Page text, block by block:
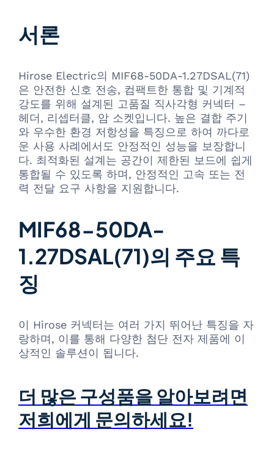
서론
Hirose Electric의 MIF68-50DA-1.27DSAL(71)
은 안전한 신호 전송, 컴팩트한 통합 및 기계적
강도를 위해 설계된 고품질 직사각형 커넥터 –
헤더, 리셉터클, 암 소켓입니다. 높은 결합 주기
와 우수한 환경 저항성을 특징으로 하여 까다로
운 사용 사례에서도 안정적인 성능을 보장합니
다. 최적화된 설계는 공간이 제한된 보드에 쉽게
통합될 수 있도록 하며, 안정적인 고속 또는 전
력 전달 요구 사항을 지원합니다.
MIF68-50DA-
1.27DSAL(71)의 주요 특
징
이 Hirose 커넥터는 여러 가지 뛰어난 특징을 자
랑하며, 이를 통해 다양한 첨단 전자 제품에 이
상적인 솔루션이 됩니다.
더 많은 구성품을 알아보려면
저희에게 문의하세요!